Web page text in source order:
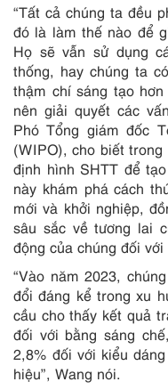
“Tất cả chúng ta đều
đó là làm thế nào để
Họ sẽ vẫn sử dụng
thống, hay chúng ta
thậm chí sáng tạo
nên giải quyết các
Phó Tổng giám đốc
(WIPO), cho biết
định hình SHTT để
này khám phá cách
mới và khởi nghiệp,
sâu sắc về tương lai
động của chúng đối
“Vào năm 2023,
đổi đáng kể trong xu
cầu cho thấy kết quả
đối với bằng sáng
2,8% đối với kiểu
hiệu”, Wang nói.